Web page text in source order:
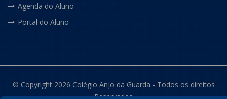
Agenda do Aluno
Portal do Aluno
© Copyright 2026 Colégio Anjo da Guarda - Todos os direitos
Reservados